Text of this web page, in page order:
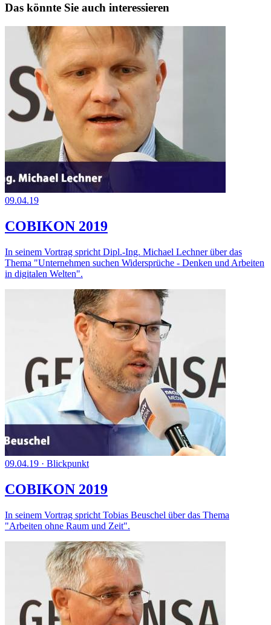
Das könnte Sie auch interessieren
09.04.19
COBIKON 2019
In seinem Vortrag spricht Dipl.-Ing. Michael Lechner über das
Thema "Unternehmen suchen Widersprüche - Denken und Arbeiten
in digitalen Welten".
09.04.19 · Blickpunkt
COBIKON 2019
In seinem Vortrag spricht Tobias Beuschel über das Thema
"Arbeiten ohne Raum und Zeit".